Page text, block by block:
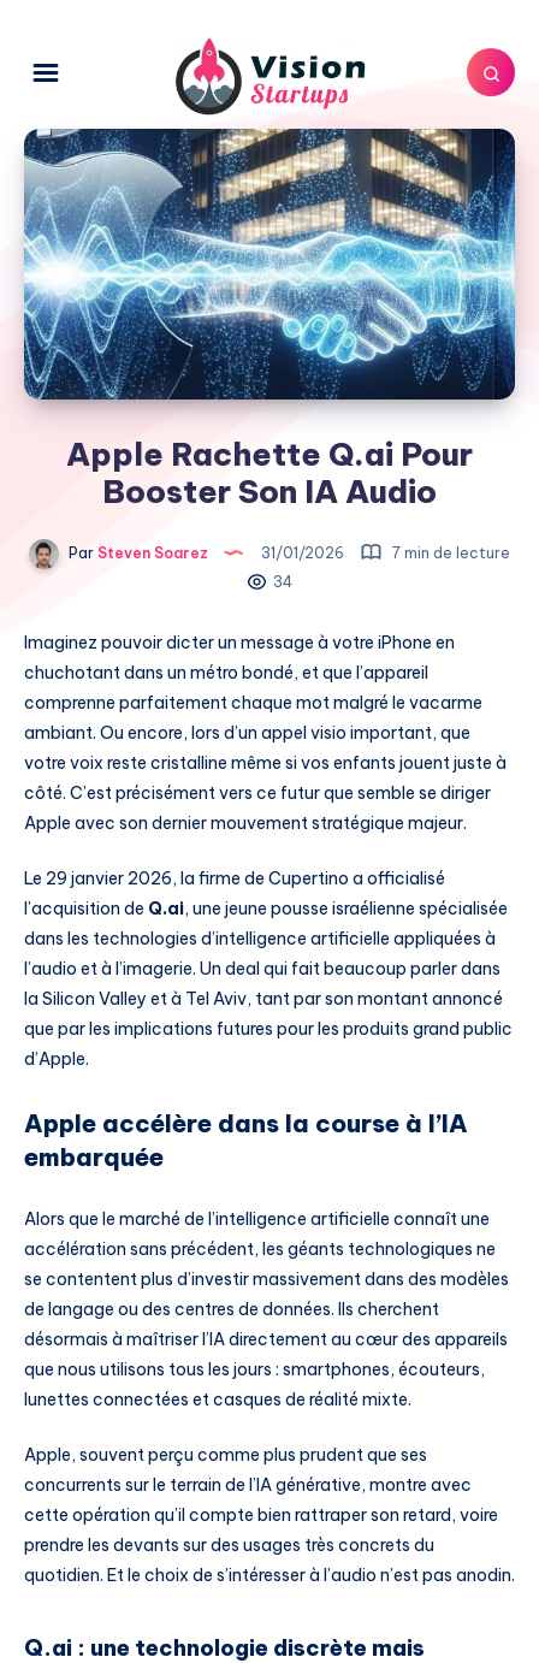
Apple Rachette Q.ai Pour
Booster Son IA Audio
Par Steven Soarez 31/01/2026
7 min de lecture
34
Imaginez pouvoir dicter un message à votre iPhone en
chuchotant dans un métro bondé, et que l’appareil
comprenne parfaitement chaque mot malgré le vacarme
ambiant. Ou encore, lors d’un appel visio important, que
votre voix reste cristalline même si vos enfants jouent juste à
côté. C’est précisément vers ce futur que semble se diriger
Apple avec son dernier mouvement stratégique majeur.
Le 29 janvier 2026, la firme de Cupertino a officialisé
l’acquisition de Q.ai, une jeune pousse israélienne spécialisée
dans les technologies d’intelligence artificielle appliquées à
l’audio et à l’imagerie. Un deal qui fait beaucoup parler dans
la Silicon Valley et à Tel Aviv, tant par son montant annoncé
que par les implications futures pour les produits grand public
d’Apple.
Apple accélère dans la course à l’IA
embarquée
Alors que le marché de l’intelligence artificielle connaît une
accélération sans précédent, les géants technologiques ne
se contentent plus d’investir massivement dans des modèles
de langage ou des centres de données. Ils cherchent
désormais à maîtriser l’IA directement au cœur des appareils
que nous utilisons tous les jours : smartphones, écouteurs,
lunettes connectées et casques de réalité mixte.
Apple, souvent perçu comme plus prudent que ses
concurrents sur le terrain de l’IA générative, montre avec
cette opération qu’il compte bien rattraper son retard, voire
prendre les devants sur des usages très concrets du
quotidien. Et le choix de s’intéresser à l’audio n’est pas anodin.
Q.ai : une technologie discrète mais